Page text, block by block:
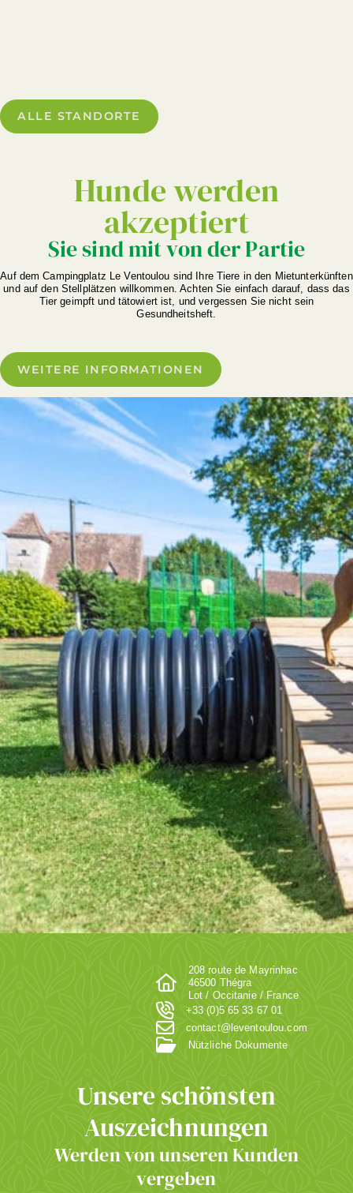
ALLE STANDORTE
Hunde werden
akzeptiert
Sie sind mit von der Partie
Auf dem Campingplatz Le Ventoulou sind Ihre Tiere in den Mietunterkünften
und auf den Stellplätzen willkommen. Achten Sie einfach darauf, dass das
Tier geimpft und tätowiert ist, und vergessen Sie nicht sein
Gesundheitsheft.
WEITERE INFORMATIONEN
208 route de Mayrinhac
46500 Thégra
Lot / Occitanie / France
+33 (0)5 65 33 67 01
contact@leventoulou.com
Nützliche Dokumente
Unsere schönsten
Auszeichnungen
Werden von unseren Kunden
vergeben